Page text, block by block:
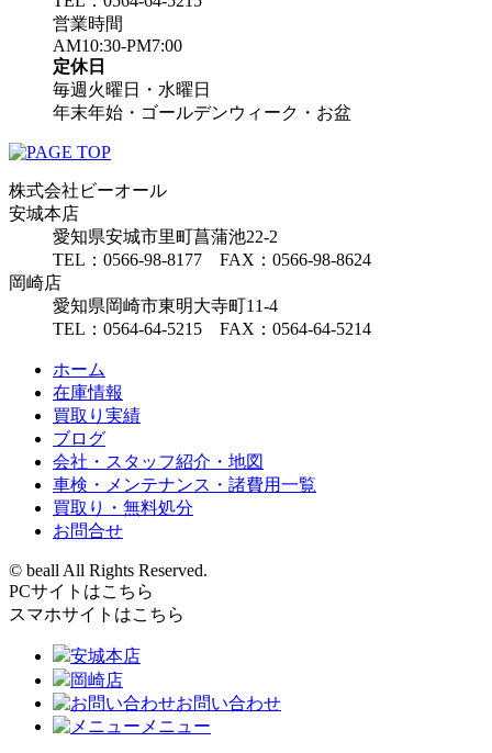
営業時間
AM10:30-PM7:00
定休日
毎週火曜日・水曜日
年末年始・ゴールデンウィーク・お盆
株式会社ビーオール
安城本店
愛知県安城市里町菖蒲池22-2
TEL：0566-98-8177 FAX：0566-98-8624
岡崎店
愛知県岡崎市東明大寺町11-4
TEL：0564-64-5215 FAX：0564-64-5214
ホーム
在庫情報
買取り実績
ブログ
会社・スタッフ紹介・地図
車検・メンテナンス・諸費用一覧
買取り・無料処分
お問合せ
© beall All Rights Reserved.
PCサイトはこちら
スマホサイトはこちら
安城本店
岡崎店
お問い合わせ
メニュー